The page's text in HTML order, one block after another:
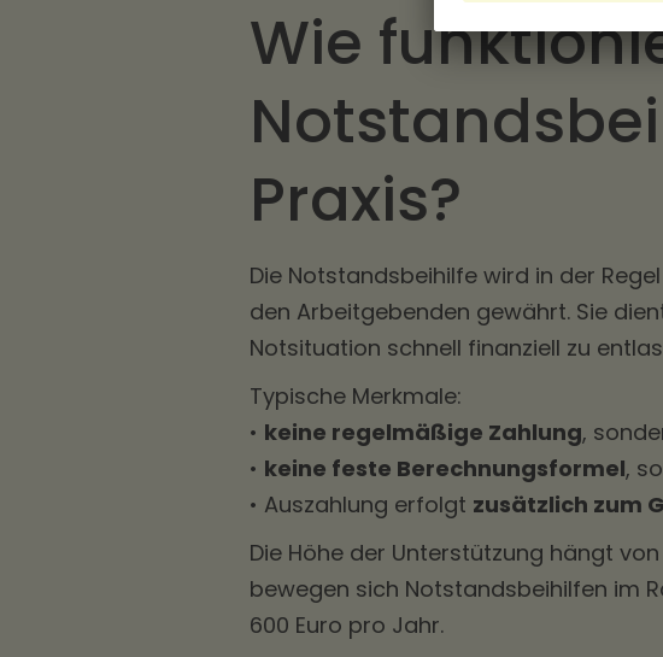
Wie
Praxis?
Die Notstandsbeihilfe wird in der
den Arbeitgebenden gewährt. Sie
Notsituation schnell finanziell zu
Typische Merkmale:
• keine regelmäßige Zahlung,
• keine feste Berechnungsformel,
• Auszahlung erfolgt zusätzlich zum
Die Höhe der Unterstützung hängt
bewegen sich Notstandsbeihilfen im
600 Euro pro Jahr.